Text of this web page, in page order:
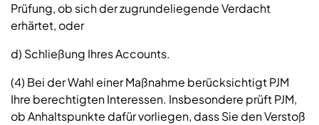
Prüfung, ob sich der zugrundeliegende Verdacht
erhärtet, oder
d) Schließung Ihres Accounts.
(4) Bei der Wahl einer Maßnahme berücksichtigt PJM
Ihre berechtigten Interessen. Insbesondere prüft PJM,
ob Anhaltspunkte dafür vorliegen, dass Sie den Verstoß